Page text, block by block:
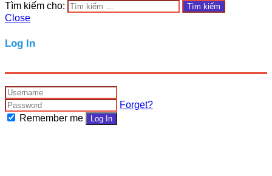
Tìm kiếm cho:
Close
Log In
Forget?
Remember me
Log In